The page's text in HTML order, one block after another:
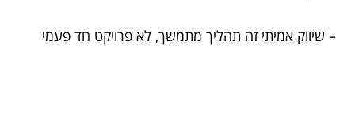
– שיווק אמיתי זה תהליך מתמשך, לא פרויקט חד פעמי